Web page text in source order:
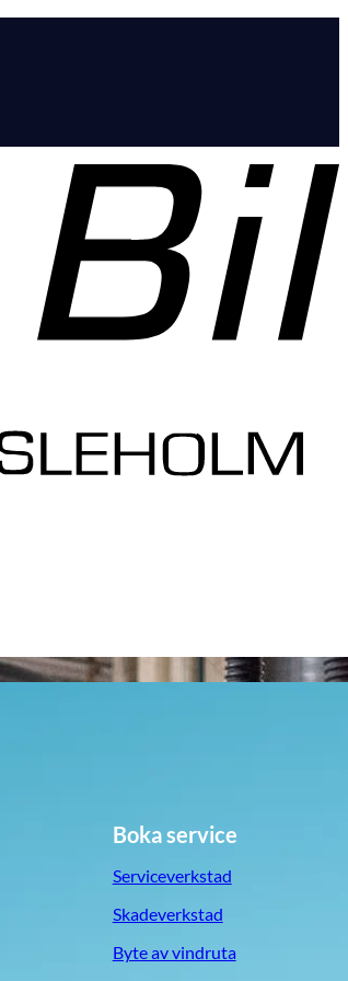
Boka service
Serviceverkstad
Skadeverkstad
Byte av vindruta